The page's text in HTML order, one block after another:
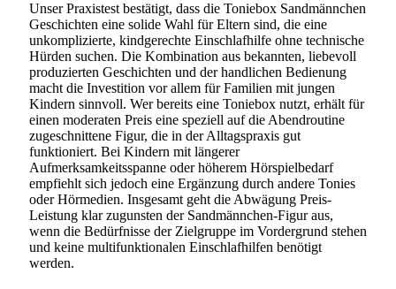
Unser Praxistest bestätigt, dass die Toniebox Sandmännchen
Geschichten eine solide Wahl für Eltern sind, die eine
unkomplizierte, kindgerechte Einschlafhilfe ohne technische
Hürden suchen. Die Kombination aus bekannten, liebevoll
produzierten Geschichten und der handlichen Bedienung
macht die Investition vor allem für Familien mit jungen
Kindern sinnvoll. Wer bereits eine Toniebox nutzt, erhält für
einen moderaten Preis eine speziell auf die Abendroutine
zugeschnittene Figur, die in der Alltagspraxis gut
funktioniert. Bei Kindern mit längerer
Aufmerksamkeitsspanne oder höherem Hörspielbedarf
empfiehlt sich jedoch eine Ergänzung durch andere Tonies
oder Hörmedien. Insgesamt geht die Abwägung Preis-
Leistung klar zugunsten der Sandmännchen-Figur aus,
wenn die Bedürfnisse der Zielgruppe im Vordergrund stehen
und keine multifunktionalen Einschlafhilfen benötigt
werden.